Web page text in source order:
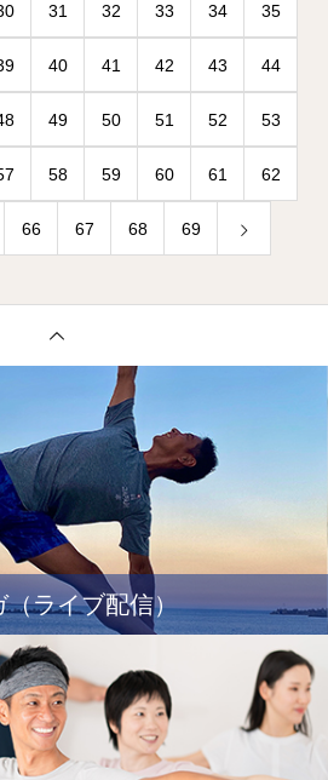
31 32 33 34 35
40 41 42 43 44
49 50 51 52 53
58 59 60 61 62
66 67 68 69
（ライブ配信）